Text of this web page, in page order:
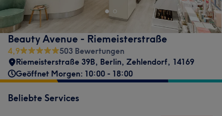
Beauty Avenue - Riemeisterstraße
4,9
503 Bewertungen
Riemeisterstraße 39B, Berlin, Zehlendorf, 14169
Geöffnet Morgen: 10:00 - 18:00
Beliebte Services